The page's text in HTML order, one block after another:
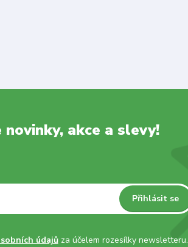
akce a slevy!
Přihlásit se
údajůza účelem rozesílky newsletteru.